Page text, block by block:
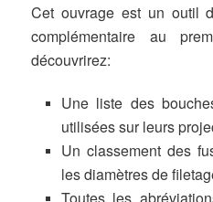
Cet ouvrage est un outil
complémentaire au
découvrirez:
Une liste des
utilisées sur leurs
Un classement des
les diamètres de